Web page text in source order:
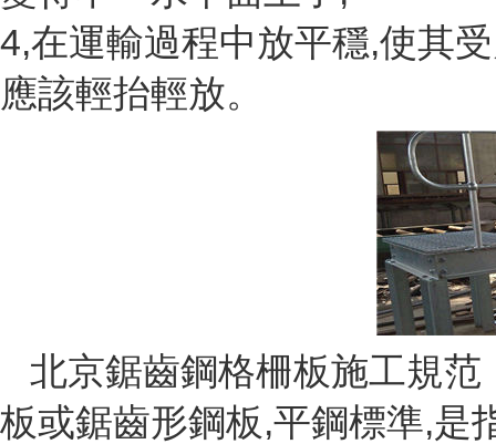
4,在運輸過程中放平穩,使其
應該輕抬輕放。
北京鋸齒鋼格柵板施工規范
板或鋸齒形鋼板,平鋼標準,是